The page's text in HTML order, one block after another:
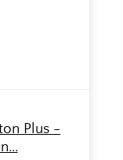
Plus -